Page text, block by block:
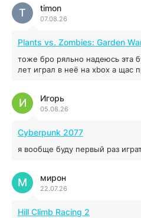
04.12.2025
MAFIA: THE OLD
44.98 ГБ 2025
04.12.2025
Red Chaos - The
04.12.2025
16.95 ГБ
04.12.2025
timon
07.08.26
T
Plants vs. Zombies: Garden
тоже бро ряльно надеюсь эта
лет играл в неё на xbox а щас
Игорь
05.08.26
И
Cyberpunk 2077
я вообще буду первый раз
мирон
22.07.26
М
Hill Climb Racing 2